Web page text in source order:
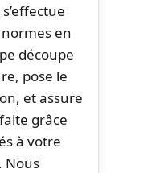
s’effectue
en
découpe
pose le
et assure
grâce
à votre
Nous